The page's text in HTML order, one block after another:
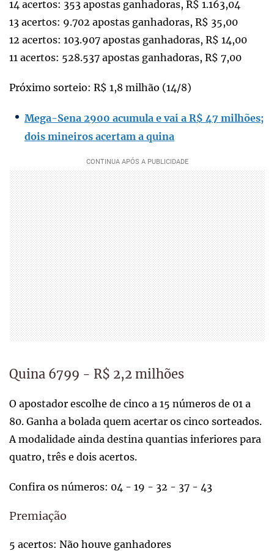
14 acertos: 353 apostas ganhadoras, R$ 1.163,04
13 acertos: 9.702 apostas ganhadoras, R$ 35,00
12 acertos: 103.907 apostas ganhadoras, R$ 14,00
11 acertos: 528.537 apostas ganhadoras, R$ 7,00
Próximo sorteio: R$ 1,8 milhão (14/8)
Mega-Sena 2900 acumula e vai a R$ 47 milhões;
dois mineiros acertam a quina
Quina 6799 - R$ 2,2 milhões
O apostador escolhe de cinco a 15 números de 01 a
80. Ganha a bolada quem acertar os cinco sorteados.
A modalidade ainda destina quantias inferiores para
quatro, três e dois acertos.
Confira os números: 04 - 19 - 32 - 37 - 43
Premiação
5 acertos: Não houve ganhadores